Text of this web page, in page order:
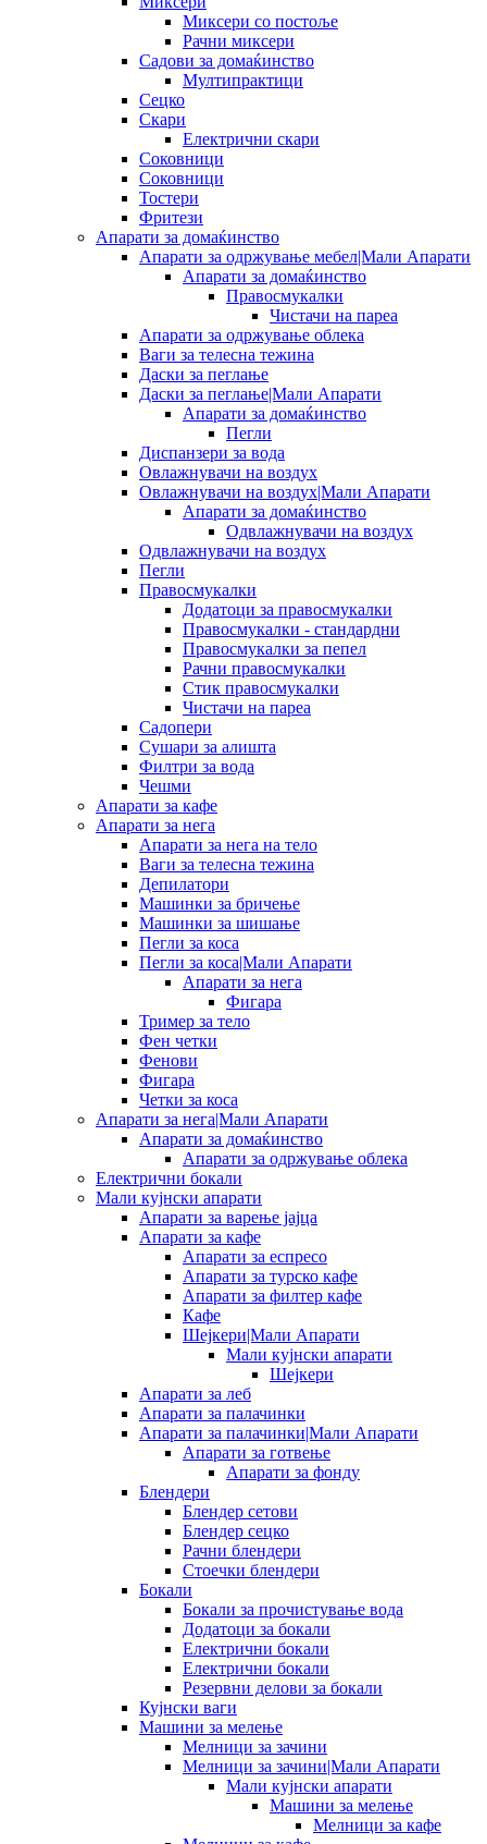
Миксери со постоље
Рачни миксери
Садови за домаќинство
Мултипрактици
Сецко
Скари
Електрични скари
Соковници
Соковници
Тостери
Фритези
Апарати за домаќинство
Апарати за одржување мебел|Мали Апарати
Апарати за домаќинство
Правосмукалки
Чистачи на пареа
Апарати за одржување облека
Ваги за телесна тежина
Даски за пеглање
Даски за пеглање|Мали Апарати
Апарати за домаќинство
Пегли
Диспанзери за вода
Овлажнувачи на воздух
Овлажнувачи на воздух|Мали Апарати
Апарати за домаќинство
Одвлажнувачи на воздух
Одвлажнувачи на воздух
Пегли
Правосмукалки
Додатоци за правосмукалки
Правосмукалки - стандардни
Правосмукалки за пепел
Рачни правосмукалки
Стик правосмукалки
Чистачи на пареа
Садопери
Сушари за алишта
Филтри за вода
Чешми
Апарати за кафе
Апарати за нега
Апарати за нега на тело
Ваги за телесна тежина
Депилатори
Машинки за бричење
Машинки за шишање
Пегли за коса
Пегли за коса|Мали Апарати
Апарати за нега
Фигара
Тример за тело
Фен четки
Фенови
Фигара
Четки за коса
Апарати за нега|Мали Апарати
Апарати за домаќинство
Апарати за одржување облека
Електрични бокали
Мали кујнски апарати
Апарати за варење јајца
Апарати за кафе
Апарати за еспресо
Апарати за турско кафе
Апарати за филтер кафе
Кафе
Шејкери|Мали Апарати
Мали кујнски апарати
Шејкери
Апарати за леб
Апарати за палачинки
Апарати за палачинки|Мали Апарати
Апарати за готвење
Апарати за фонду
Блендери
Блендер сетови
Блендер сецко
Рачни блендери
Стоечки блендери
Бокали
Бокали за прочистување вода
Додатоци за бокали
Електрични бокали
Електрични бокали
Резервни делови за бокали
Кујнски ваги
Машини за мелење
Мелници за зачини
Мелници за зачини|Мали Апарати
Мали кујнски апарати
Машини за мелење
Мелници за кафе